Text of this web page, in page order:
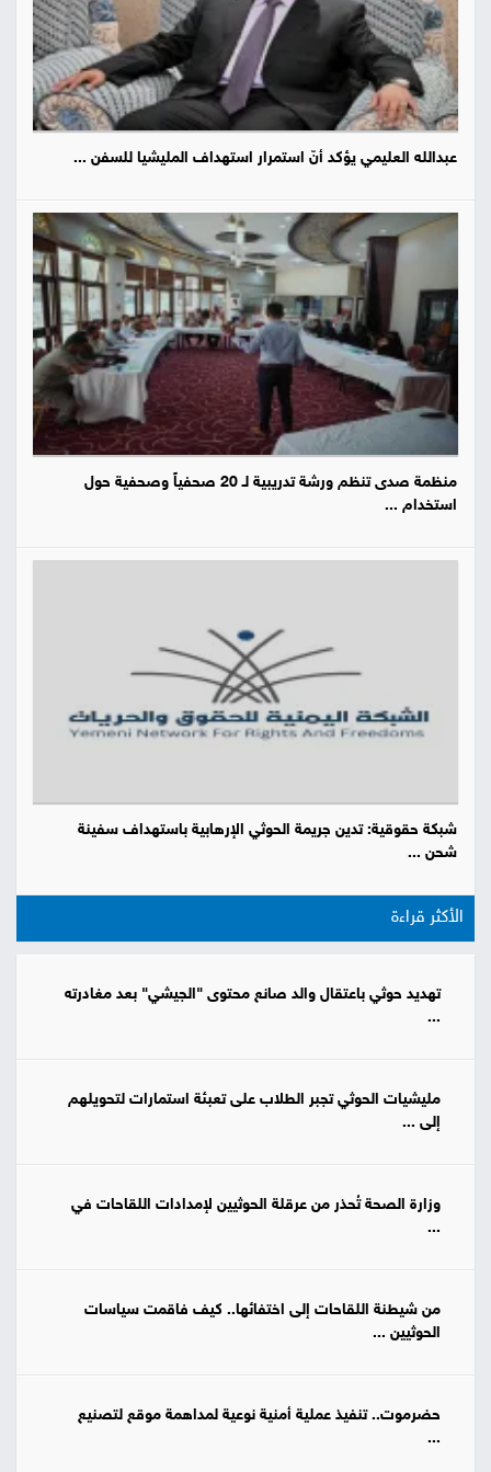
عبدالله العليمي يؤكد أنّ استمرار استهداف المليشيا للسفن ...
منظمة صدى تنظم ورشة تدريبية لـ 20 صحفياً وصحفية حول
استخدام ...
شبكة حقوقية: تدين جريمة الحوثي الإرهابية باستهداف سفينة
شحن ...
الأكثر قراءة
تهديد حوثي باعتقال والد صانع محتوى "الجيشي" بعد مغادرته
...
مليشيات الحوثي تجبر الطلاب على تعبئة استمارات لتحويلهم
إلى ...
وزارة الصحة تُحذر من عرقلة الحوثيين لإمدادات اللقاحات في
...
من شيطنة اللقاحات إلى اختفائها.. كيف فاقمت سياسات
الحوثيين ...
حضرموت.. تنفيذ عملية أمنية نوعية لمداهمة موقع لتصنيع
...